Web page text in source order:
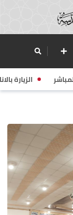
الزيارة